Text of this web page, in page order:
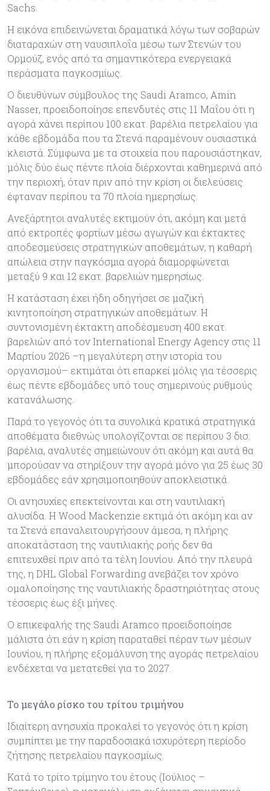
Sachs.
Η εικόνα επιδεινώνεται δραματικά λόγω των σοβαρών
διαταραχών στη ναυσιπλοΐα μέσω των Στενών του
Ορμούζ, ενός από τα σημαντικότερα ενεργειακά
περάσματα παγκοσμίως.
Ο διευθύνων σύμβουλος της Saudi Aramco, Amin
Nasser, προειδοποίησε επενδυτές στις 11 Μαΐου ότι η
αγορά χάνει περίπου 100 εκατ. βαρέλια πετρελαίου για
κάθε εβδομάδα που τα Στενά παραμένουν ουσιαστικά
κλειστά. Σύμφωνα με τα στοιχεία που παρουσιάστηκαν,
μόλις δύο έως πέντε πλοία διέρχονται καθημερινά από
την περιοχή, όταν πριν από την κρίση οι διελεύσεις
έφταναν περίπου τα 70 πλοία ημερησίως.
Ανεξάρτητοι αναλυτές εκτιμούν ότι, ακόμη και μετά
από εκτροπές φορτίων μέσω αγωγών και έκτακτες
αποδεσμεύσεις στρατηγικών αποθεμάτων, η καθαρή
απώλεια στην παγκόσμια αγορά διαμορφώνεται
μεταξύ 9 και 12 εκατ. βαρελιών ημερησίως.
Η κατάσταση έχει ήδη οδηγήσει σε μαζική
κινητοποίηση στρατηγικών αποθεμάτων. Η
συντονισμένη έκτακτη αποδέσμευση 400 εκατ.
βαρελιών από τον International Energy Agency στις 11
Μαρτίου 2026 –η μεγαλύτερη στην ιστορία του
οργανισμού– εκτιμάται ότι επαρκεί μόλις για τέσσερις
έως πέντε εβδομάδες υπό τους σημερινούς ρυθμούς
κατανάλωσης.
Παρά το γεγονός ότι τα συνολικά κρατικά στρατηγικά
αποθέματα διεθνώς υπολογίζονται σε περίπου 3 δισ.
βαρέλια, αναλυτές σημειώνουν ότι ακόμη και αυτά θα
μπορούσαν να στηρίξουν την αγορά μόνο για 25 έως 30
εβδομάδες εάν χρησιμοποιηθούν αποκλειστικά.
Οι ανησυχίες επεκτείνονται και στη ναυτιλιακή
αλυσίδα. Η Wood Mackenzie εκτιμά ότι ακόμη και αν
τα Στενά επαναλειτουργήσουν άμεσα, η πλήρης
αποκατάσταση της ναυτιλιακής ροής δεν θα
επιτευχθεί πριν από τα τέλη Ιουνίου. Από την πλευρά
της, η DHL Global Forwarding ανεβάζει τον χρόνο
ομαλοποίησης της ναυτιλιακής δραστηριότητας στους
τέσσερις έως έξι μήνες.
Ο επικεφαλής της Saudi Aramco προειδοποίησε
μάλιστα ότι εάν η κρίση παραταθεί πέραν των μέσων
Ιουνίου, η πλήρης εξομάλυνση της αγοράς πετρελαίου
ενδέχεται να μετατεθεί για το 2027.
Το μεγάλο ρίσκο του τρίτου τριμήνου
Ιδιαίτερη ανησυχία προκαλεί το γεγονός ότι η κρίση
συμπίπτει με την παραδοσιακά ισχυρότερη περίοδο
ζήτησης πετρελαίου παγκοσμίως.
Κατά το τρίτο τρίμηνο του έτους (Ιούλιος –